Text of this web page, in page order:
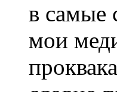
в самые
мои